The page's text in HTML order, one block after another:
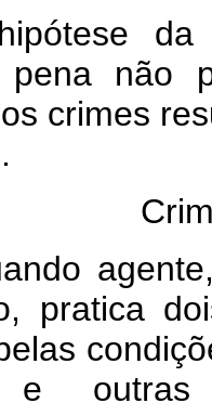
da
pena não
crimes
pratica
e